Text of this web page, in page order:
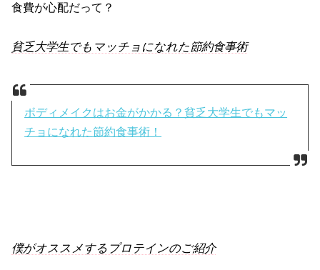
食費が心配だって？
貧乏大学生でもマッチョになれた節約食事術
ボディメイクはお金がかかる？貧乏大学生でもマッ
チョになれた節約食事術！
僕がオススメするプロテインのご紹介